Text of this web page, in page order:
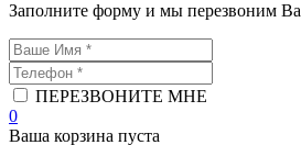
Заполните форму и мы перезвоним
ПЕРЕЗВОНИТЕ МНЕ
0
Ваша корзина пуста